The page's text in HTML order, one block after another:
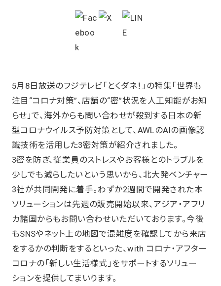
5月8日放送のフジテレビ「とくダネ！」の特集「世界も
注目“コロナ対策”、店舗の“密”状況を人工知能がお知
らせ」で、海外からも問い合わせが殺到する日本の新
型コロナウイルス予防対策として、AWLのAIの画像認
識技術を活用した3密対策が紹介されました。
3密を防ぎ、従業員のストレスやお客様とのトラブルを
少しでも減らしたいという思いから、北大発ベンチャー
3社が共同開発に着手。わずか2週間で開発された本
ソリューションは先週の販売開始以来、アジア・アフリ
カ諸国からもお問い合わせいただいております。今後
もSNSやネット上の地図で混雑度を確認してから来店
をするかの判断をするといった、with コロナ・アフター
コロナの「新しい生活様式」をサポートするソリュー
ションを提供してまいります。